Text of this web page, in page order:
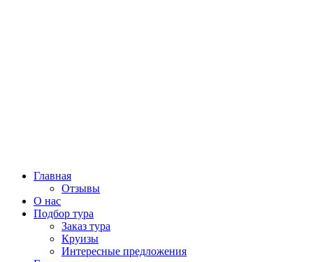
Главная
Отзывы
О нас
Подбор тура
Заказ тура
Круизы
Интересные предложения